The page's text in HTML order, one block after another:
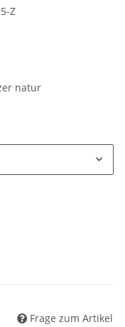
Z
natur
Frage zum Artikel